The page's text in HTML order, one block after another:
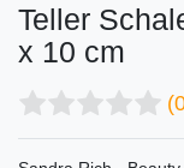
Teller
x 10 cm